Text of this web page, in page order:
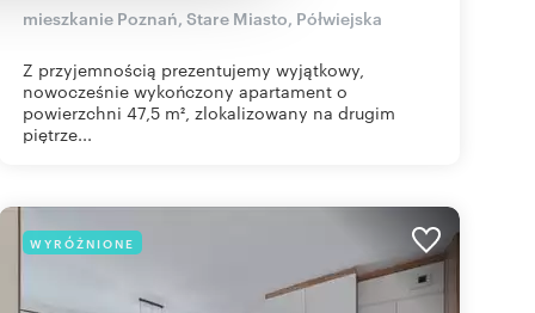
mieszkanie Poznań, Stare Miasto, Półwiejska
Z przyjemnością prezentujemy wyjątkowy,
nowocześnie wykończony apartament o
powierzchni 47,5 m², zlokalizowany na drugim
piętrze...
WYRÓŻNIONE